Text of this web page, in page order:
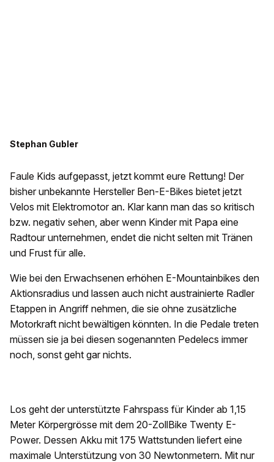
Stephan Gubler
Faule Kids aufgepasst, jetzt kommt eure Rettung! Der
bisher unbekannte Hersteller Ben-E-Bikes bietet jetzt
Velos mit Elektromotor an. Klar kann man das so kritisch
bzw. negativ sehen, aber wenn Kinder mit Papa eine
Radtour unternehmen, endet die nicht selten mit Tränen
und Frust für alle.
Wie bei den Erwachsenen erhöhen E-Mountainbikes den
Aktionsradius und lassen auch nicht austrainierte Radler
Etappen in Angriff nehmen, die sie ohne zusätzliche
Motorkraft nicht bewältigen könnten. In die Pedale treten
müssen sie ja bei diesen sogenannten Pedelecs immer
noch, sonst geht gar nichts.
Los geht der unterstützte Fahrspass für Kinder ab 1,15
Meter Körpergrösse mit dem 20-ZollBike Twenty E-
Power. Dessen Akku mit 175 Wattstunden liefert eine
maximale Unterstützung von 30 Newtonmetern. Mit nur